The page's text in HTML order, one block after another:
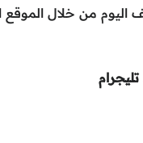
اليوم من خلال
تليجرام